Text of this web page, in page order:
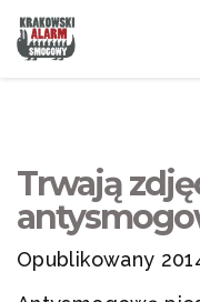
Trwają
Opublikowany